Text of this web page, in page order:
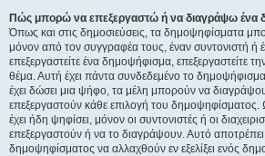
Πώς μπορώ να επεξεργαστώ ή να διαγράψω ένα
Όπως και στις δημοσιεύσεις, τα δημοψηφίσματα
μόνον από τον συγγραφέα τους, έναν συντονιστή ή
επεξεργαστείτε ένα δημοψήφισμα, επεξεργαστείτε
θέμα. Αυτή έχει πάντα συνδεδεμένο το
έχει δώσει μια ψήφο, τα μέλη μπορούν να
επεξεργαστούν κάθε επιλογή του δημοψηφίσματος.
έχει ήδη ψηφίσει, μόνον οι συντονιστές ή οι
επεξεργαστούν ή να το διαγράψουν. Αυτό αποτρέπει
δημοψηφίσματος να αλλαχθούν εν εξελίξει ενός